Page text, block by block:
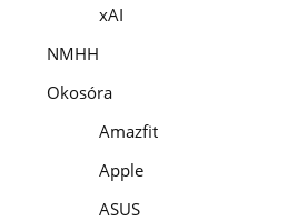
xAI
NMHH
Okosóra
Amazfit
Apple
ASUS